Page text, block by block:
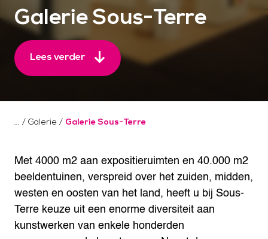
n Galerie Sous-Terre
Lees verder
/ Galerie / Galerie Sous-Terre
Met 4000 m2 aan expositieruimten en 40.000 m2
beeldentuinen, verspreid over het zuiden, midden,
westen en oosten van het land, heeft u bij Sous-
Terre keuze uit een enorme diversiteit aan
kunstwerken van enkele honderden